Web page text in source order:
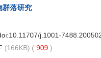
群落研究
10.11707/j.1001-
(166KB) ( 909 )